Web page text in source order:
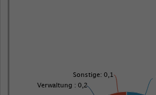
Verwaltung : 0,2
Sonstige: 0,1